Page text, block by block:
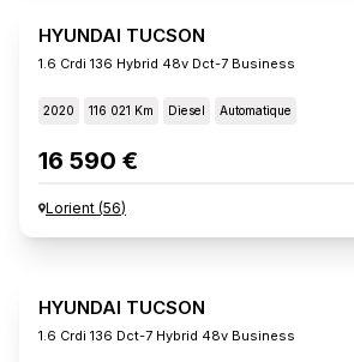
HYUNDAI TUCSON
1.6 Crdi 136 Hybrid 48v Dct-7 Business
2020 116 021 Km Diesel Automatique
16 590 €
Lorient (56)
HYUNDAI TUCSON
1.6 Crdi 136 Dct-7 Hybrid 48v Business